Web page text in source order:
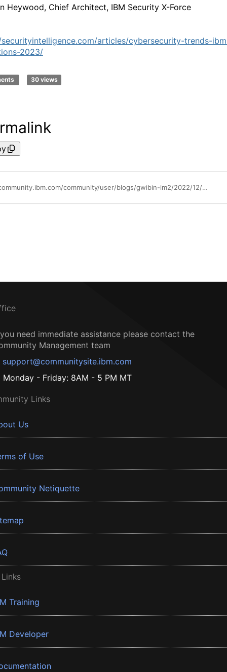
Heywood, Chief Architect, IBM Security X-Force
articles/cybersecurity-trends-
2023/
30 views
https://community.ibm.com/community/user/blogs/gwibin-im2/2022/12/22/cybersecurity-trends-ibms-predictions-for-2023
need immediate assistance please contact the
Management team
support@communitysite.ibm.com
Monday - Friday: 8AM - 5 PM MT
Links
Us
of Use
Netiquette
Training
Developer